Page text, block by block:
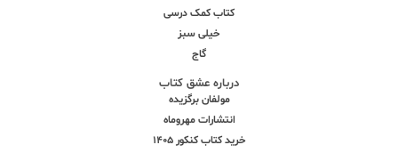
کتاب کمک درسی
خیلی سبز
گاج
درباره عشق کتاب
مولفان برگزیده
انتشارات مهروماه
خرید کتاب کنکور 1405